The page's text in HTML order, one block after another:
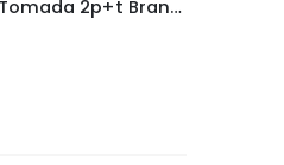
Módulo Interruptor Intermediário 10a 250v – Tramontina